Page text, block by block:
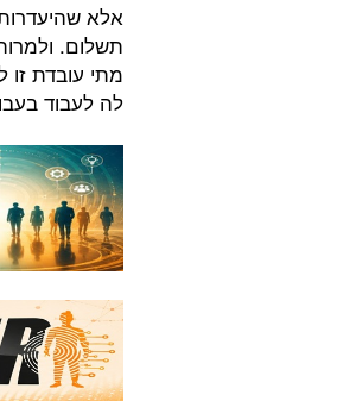
אלא
תשלום.
מתי עובדת
לה לעבוד